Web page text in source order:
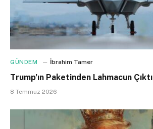
GÜNDEM İbrahim Tamer
Trump’ın Paketinden Lahmacun Çıktı
8 Temmuz 2026